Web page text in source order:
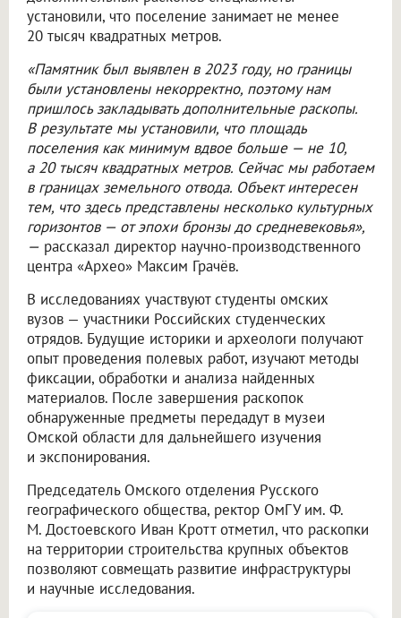
установили, что поселение занимает не менее
20 тысяч квадратных метров.
«Памятник был выявлен в 2023 году, но границы
были установлены некорректно, поэтому нам
пришлось закладывать дополнительные раскопы.
В результате мы установили, что площадь
поселения как минимум вдвое больше — не 10,
а 20 тысяч квадратных метров. Сейчас мы работаем
в границах земельного отвода. Объект интересен
тем, что здесь представлены несколько культурных
горизонтов — от эпохи бронзы до средневековья»,
— рассказал директор научно-производственного
центра «Архео» Максим Грачёв.
В исследованиях участвуют студенты омских
вузов — участники Российских студенческих
отрядов. Будущие историки и археологи получают
опыт проведения полевых работ, изучают методы
фиксации, обработки и анализа найденных
материалов. После завершения раскопок
обнаруженные предметы передадут в музеи
Омской области для дальнейшего изучения
и экспонирования.
Председатель Омского отделения Русского
географического общества, ректор ОмГУ им. Ф.
М. Достоевского Иван Кротт отметил, что раскопки
на территории строительства крупных объектов
позволяют совмещать развитие инфраструктуры
и научные исследования.